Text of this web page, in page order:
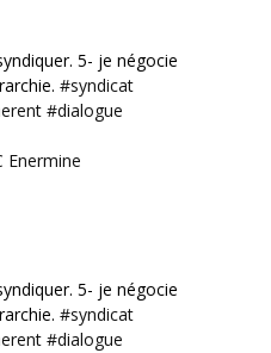
5- je négocie
#syndicat
#dialogue
Enermine
5- je négocie
#syndicat
#dialogue